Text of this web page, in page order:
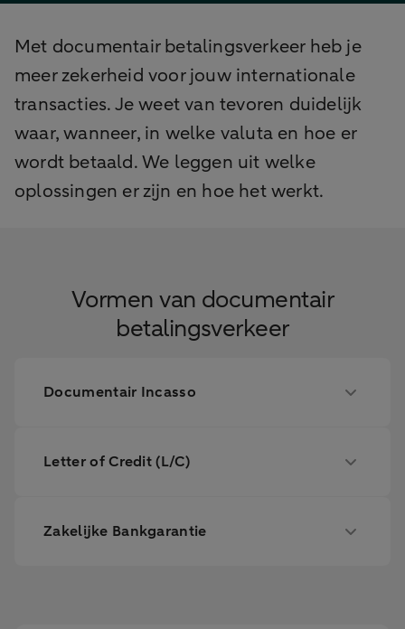
Met documentair betalingsverkeer heb je
meer zekerheid voor jouw internationale
transacties. Je weet van tevoren duidelijk
waar, wanneer, in welke valuta en hoe er
wordt betaald. We leggen uit welke
oplossingen er zijn en hoe het werkt.
Vormen van documentair
betalingsverkeer
Documentair Incasso
Letter of Credit (L/C)
Zakelijke Bankgarantie